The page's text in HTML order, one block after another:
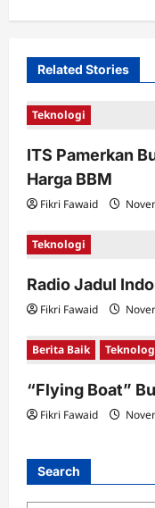
v
g
a
i
o
n
Related Stories
Teknologi
ITS Pamerkan
Harga BBM
Fikri Fawaid
Teknologi
Radio Jadul
Fikri Fawaid
Berita Baik
“Flying Boat”
Fikri Fawaid
Search